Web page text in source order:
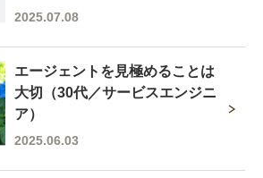
2025.07.08
エージェントを見極めることは
大切（30代／サービスエンジニ
ア）
2025.06.03